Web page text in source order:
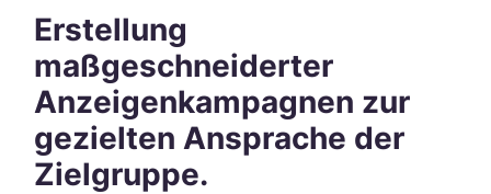
Erstellung
maßgeschneiderter
Anzeigenkampagnen zur
gezielten Ansprache der
Zielgruppe.